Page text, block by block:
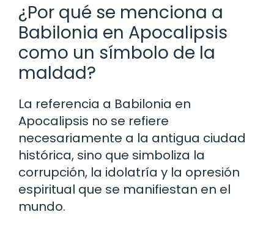
¿Por qué se menciona a
Babilonia en Apocalipsis
como un símbolo de la
maldad?
La referencia a Babilonia en
Apocalipsis no se refiere
necesariamente a la antigua ciudad
histórica, sino que simboliza la
corrupción, la idolatría y la opresión
espiritual que se manifiestan en el
mundo.